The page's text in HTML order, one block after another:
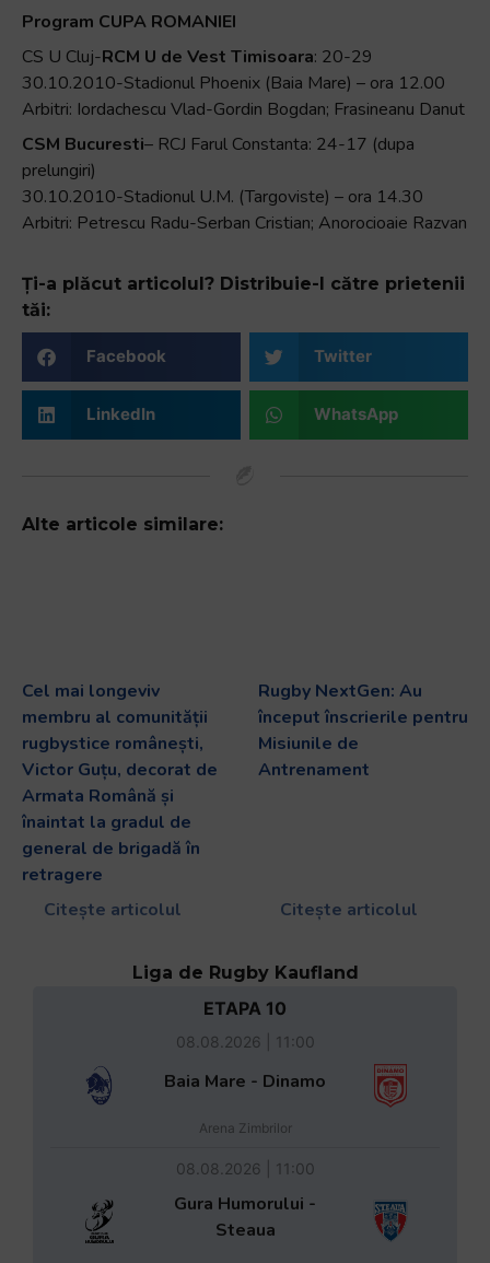
Program CUPA ROMANIEI
CS U Cluj-RCM U de Vest Timisoara: 20-29
30.10.2010-Stadionul Phoenix (Baia Mare) – ora 12.00
Arbitri: Iordachescu Vlad-Gordin Bogdan; Frasineanu Danut
CSM Bucuresti– RCJ Farul Constanta: 24-17 (dupa
prelungiri)
30.10.2010-Stadionul U.M. (Targoviste) – ora 14.30
Arbitri: Petrescu Radu-Serban Cristian; Anorocioaie Razvan
Ți-a plăcut articolul? Distribuie-l către prietenii
tăi:
Facebook Twitter
LinkedIn WhatsApp
Alte articole similare:
Cel mai longeviv
membru al comunității
rugbystice românești,
Victor Guțu, decorat de
Armata Română și
înaintat la gradul de
general de brigadă în
retragere
Citește articolul
Rugby NextGen: Au
început înscrierile pentru
Misiunile de
Antrenament
Citește articolul
Liga de Rugby Kaufland
ETAPA 10
08.08.2026 | 11:00
Baia Mare - Dinamo
Arena Zimbrilor
08.08.2026 | 11:00
Gura Humorului -
Steaua